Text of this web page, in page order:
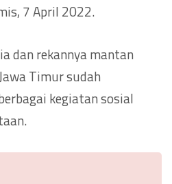
7 April 2022.
dan rekannya mantan
Timur sudah
kegiatan sosial